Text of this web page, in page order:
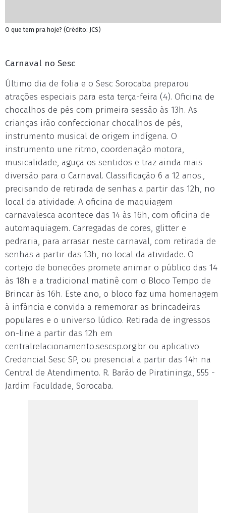
O que tem pra hoje? (Crédito: JCS)
Carnaval no Sesc
Último dia de folia e o Sesc Sorocaba preparou
atrações especiais para esta terça-feira (4). Oficina de
chocalhos de pés com primeira sessão às 13h. As
crianças irão confeccionar chocalhos de pés,
instrumento musical de origem indígena. O
instrumento une ritmo, coordenação motora,
musicalidade, aguça os sentidos e traz ainda mais
diversão para o Carnaval. Classificação 6 a 12 anos.,
precisando de retirada de senhas a partir das 12h, no
local da atividade. A oficina de maquiagem
carnavalesca acontece das 14 às 16h, com oficina de
automaquiagem. Carregadas de cores, glitter e
pedraria, para arrasar neste carnaval, com retirada de
senhas a partir das 13h, no local da atividade. O
cortejo de bonecões promete animar o público das 14
às 18h e a tradicional matinê com o Bloco Tempo de
Brincar às 16h. Este ano, o bloco faz uma homenagem
à infância e convida a rememorar as brincadeiras
populares e o universo lúdico. Retirada de ingressos
on-line a partir das 12h em
centralrelacionamento.sescsp.org.br ou aplicativo
Credencial Sesc SP, ou presencial a partir das 14h na
Central de Atendimento. R. Barão de Piratininga, 555 -
Jardim Faculdade, Sorocaba.